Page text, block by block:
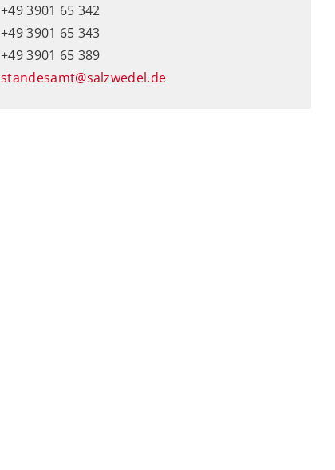
+49 3901 65 342
+49 3901 65 343
+49 3901 65 389
standesamt@salzwedel.de